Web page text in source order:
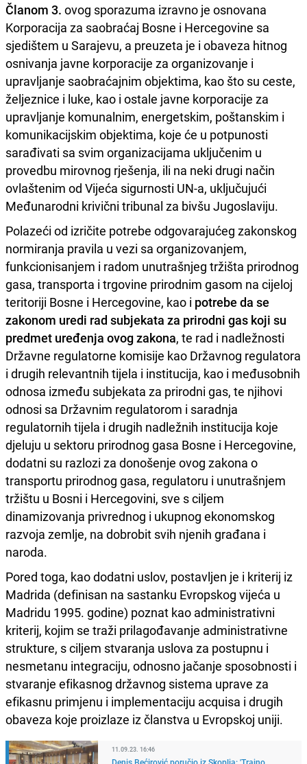
Članom 3. ovog sporazuma izravno je osnovana
Korporacija za saobraćaj Bosne i Hercegovine sa
sjedištem u Sarajevu, a preuzeta je i obaveza hitnog
osnivanja javne korporacije za organizovanje i
upravljanje saobraćajnim objektima, kao što su ceste,
željeznice i luke, kao i ostale javne korporacije za
upravljanje komunalnim, energetskim, poštanskim i
komunikacijskim objektima, koje će u potpunosti
sarađivati sa svim organizacijama uključenim u
provedbu mirovnog rješenja, ili na neki drugi način
ovlaštenim od Vijeća sigurnosti UN-a, uključujući
Međunarodni krivični tribunal za bivšu Jugoslaviju.
Polazeći od izričite potrebe odgovarajućeg zakonskog
normiranja pravila u vezi sa organizovanjem,
funkcionisanjem i radom unutrašnjeg tržišta prirodnog
gasa, transporta i trgovine prirodnim gasom na cijeloj
teritoriji Bosne i Hercegovine, kao i potrebe da se
zakonom uredi rad subjekata za prirodni gas koji su
predmet uređenja ovog zakona, te rad i nadležnosti
Državne regulatorne komisije kao Državnog regulatora
i drugih relevantnih tijela i institucija, kao i međusobnih
odnosa između subjekata za prirodni gas, te njihovi
odnosi sa Državnim regulatorom i saradnja
regulatornih tijela i drugih nadležnih institucija koje
djeluju u sektoru prirodnog gasa Bosne i Hercegovine,
dodatni su razlozi za donošenje ovog zakona o
transportu prirodnog gasa, regulatoru i unutrašnjem
tržištu u Bosni i Hercegovini, sve s ciljem
dinamizovanja privrednog i ukupnog ekonomskog
razvoja zemlje, na dobrobit svih njenih građana i
naroda.
Pored toga, kao dodatni uslov, postavljen je i kriterij iz
Madrida (definisan na sastanku Evropskog vijeća u
Madridu 1995. godine) poznat kao administrativni
kriterij, kojim se traži prilagođavanje administrativne
strukture, s ciljem stvaranja uslova za postupnu i
nesmetanu integraciju, odnosno jačanje sposobnosti i
stvaranje efikasnog državnog sistema uprave za
efikasnu primjenu i implementaciju acquisa i drugih
obaveza koje proizlaze iz članstva u Evropskoj uniji.
11.09.23. 16:46
Denis Bećirović poručio iz Skoplja: 'Trajno